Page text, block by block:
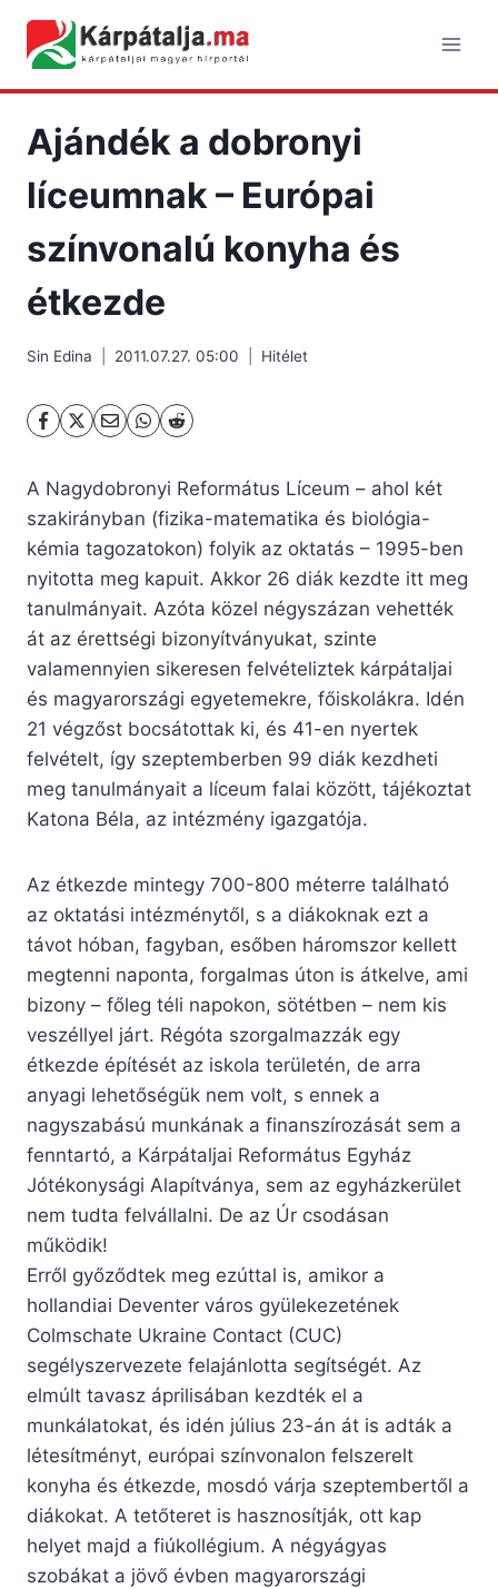
content
Ajándék a dobronyi
líceumnak – Európai
színvonalú konyha és
étkezde
Sin Edina 2011.07.27. 05:00 Hitélet
A Nagydobronyi Református Líceum – ahol két
szakirányban (fizika-matematika és biológia-
kémia tagozatokon) folyik az oktatás – 1995-ben
nyitotta meg kapuit. Akkor 26 diák kezdte itt meg
tanulmányait. Azóta közel négyszázan vehették
át az érettségi bizonyítványukat, szinte
valamennyien sikeresen felvételiztek kárpátaljai
és magyarországi egyetemekre, főiskolákra. Idén
21 végzőst bocsátottak ki, és 41-en nyertek
felvételt, így szeptemberben 99 diák kezdheti
meg tanulmányait a líceum falai között, tájékoztat
Katona Béla, az intézmény igazgatója.
Az étkezde mintegy 700-800 méterre található
az oktatási intézménytől, s a diákoknak ezt a
távot hóban, fagyban, esőben háromszor kellett
megtenni naponta, forgalmas úton is átkelve, ami
bizony – főleg téli napokon, sötétben – nem kis
veszéllyel járt. Régóta szorgalmazzák egy
étkezde építését az iskola területén, de arra
anyagi lehetőségük nem volt, s ennek a
nagyszabású munkának a finanszírozását sem a
fenntartó, a Kárpátaljai Református Egyház
Jótékonysági Alapítványa, sem az egyházkerület
nem tudta felvállalni. De az Úr csodásan
működik!
Erről győződtek meg ezúttal is, amikor a
hollandiai Deventer város gyülekezetének
Colmschate Ukraine Contact (CUC)
segélyszervezete felajánlotta segítségét. Az
elmúlt tavasz áprilisában kezdték el a
munkálatokat, és idén július 23-án át is adták a
létesítményt, európai színvonalon felszerelt
konyha és étkezde, mosdó várja szeptembertől a
diákokat. A tetőteret is hasznosítják, ott kap
helyet majd a fiúkollégium. A négyágyas
szobákat a jövő évben magyarországi